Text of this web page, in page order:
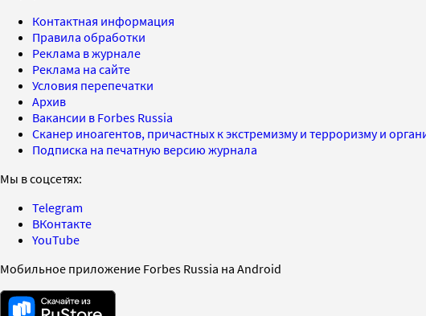
Контактная информация
Правила обработки
Реклама в журнале
Реклама на сайте
Условия перепечатки
Архив
Вакансии в Forbes Russia
Сканер иноагентов, причастных к экстремизму и терроризму и
Подписка на печатную версию журнала
Мы в соцсетях:
Telegram
ВКонтакте
YouTube
Мобильное приложение Forbes Russia на Android